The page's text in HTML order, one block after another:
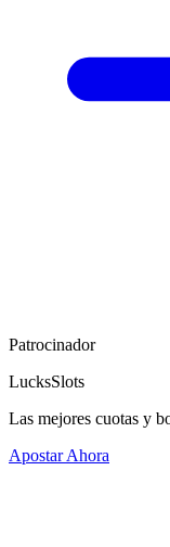
Patrocinador
LucksSlots
Las mejores cuotas y
Apostar Ahora